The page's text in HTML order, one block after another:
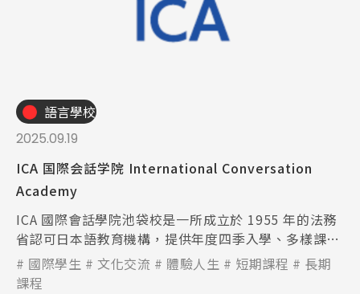
語言學校
2025.09.19
ICA 国際会話学院 International Conversation
Academy
ICA 國際會話學院池袋校是一所成立於 1955 年的法務
省認可日本語教育機構，提供年度四季入學、多樣課程
與文化活動，學習與生活支援完整，是想學日語且體驗
日本文化學生的好選擇。
國際學生 文化交流 體驗人生 短期課程
長期
課程